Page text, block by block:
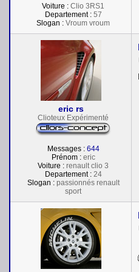
Voiture : Clio 3RS1
Departement :57
Slogan : Vroum vroum
eric rs
Clioteux Expérimenté
Messages : 644
Prénom :eric
Voiture : renault clio 3
Departement :24
Slogan :passionnés renault
sport